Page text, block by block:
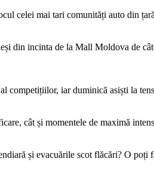
celei mai tari comunități auto din
din incinta de la Mall Moldova de
competițiilor, iar duminică asiști la
cât și momentele de maximă
și evacuările scot flăcări? O poți